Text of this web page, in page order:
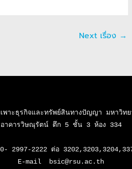
Next เรื่อง →
พาะธุรกิจและทรัพย์สินทางปัญญา มหาวิทย
อาคารวิษณุรัตน์ ตึก 5 ชั้น 3 ห้อง 334
2997-2222 ต่อ
E-mail  bsic@rsu.ac.th